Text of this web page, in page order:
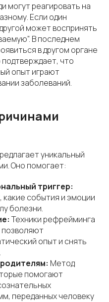
могут реагировать на
Если один
может воспринять
В последнем
в другом органе
что
опыт играют
заболеваний.
уникальный
Оно помогает:
триггер:
события и эмоции
болезни.
Техники рефрейминга
позволяют
опыт и снять
Метод
помогают
переданных человеку